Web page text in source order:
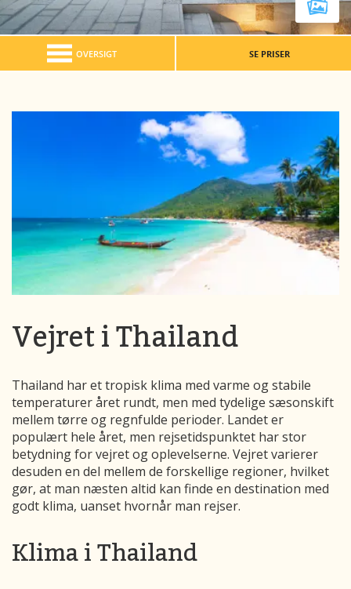
OVERSIGT SE PRISER
Vejret i Thailand
Thailand har et tropisk klima med varme og stabile
temperaturer året rundt, men med tydelige sæsonskift
mellem tørre og regnfulde perioder. Landet er
populært hele året, men rejsetidspunktet har stor
betydning for vejret og oplevelserne. Vejret varierer
desuden en del mellem de forskellige regioner, hvilket
gør, at man næsten altid kan finde en destination med
godt klima, uanset hvornår man rejser.
Klima i Thailand